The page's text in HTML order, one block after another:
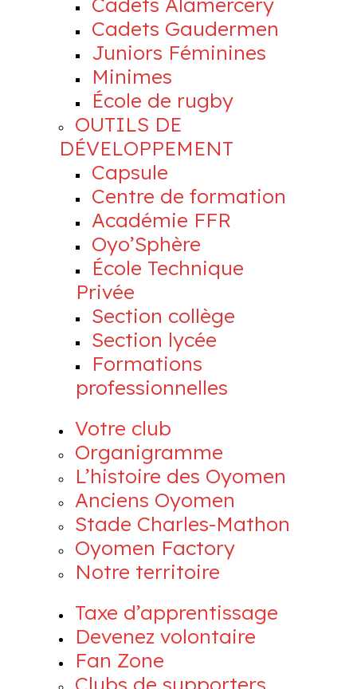
Cadets Gaudermen
Juniors Féminines
Minimes
École de rugby
OUTILS DE
DÉVELOPPEMENT
Capsule
Centre de formation
Académie FFR
Oyo’Sphère
École Technique
Privée
Section collège
Section lycée
Formations
professionnelles
Votre club
Organigramme
L’histoire des Oyomen
Anciens Oyomen
Stade Charles-Mathon
Oyomen Factory
Notre territoire
Taxe d’apprentissage
Devenez volontaire
Fan Zone
Clubs de supporters